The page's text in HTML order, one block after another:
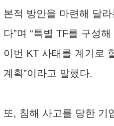
본적 방안을 마련해 달
다”며 “특별 TF를 구성
이번 KT 사태를 계기로
계획”이라고 말했다.
또, 침해 사고를 당한 기